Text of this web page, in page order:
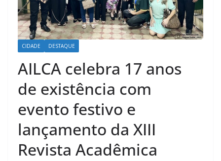
CIDADE DESTAQUE
AILCA celebra 17 anos
de existência com
evento festivo e
lançamento da XIII
Revista Acadêmica